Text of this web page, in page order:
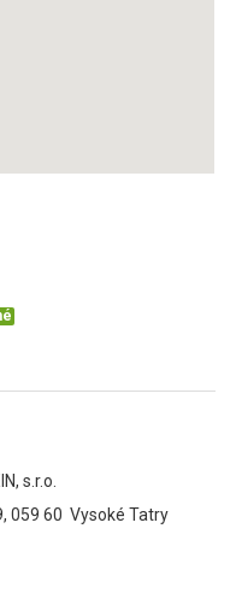
s.r.o.
059 60 Vysoké Tatry